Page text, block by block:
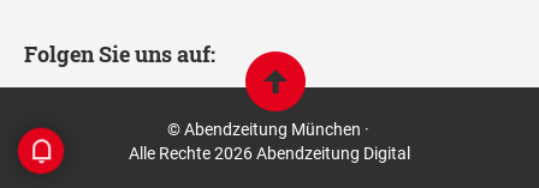
Folgen Sie uns auf:
© Abendzeitung München ·
Alle Rechte 2026 Abendzeitung Digital